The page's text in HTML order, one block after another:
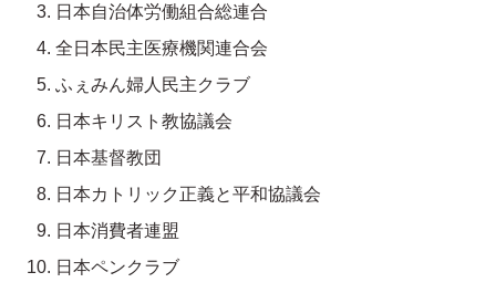
日本自治体労働組合総連合
全日本民主医療機関連合会
ふぇみん婦人民主クラブ
日本キリスト教協議会
日本基督教団
日本カトリック正義と平和協議会
日本消費者連盟
日本ペンクラブ